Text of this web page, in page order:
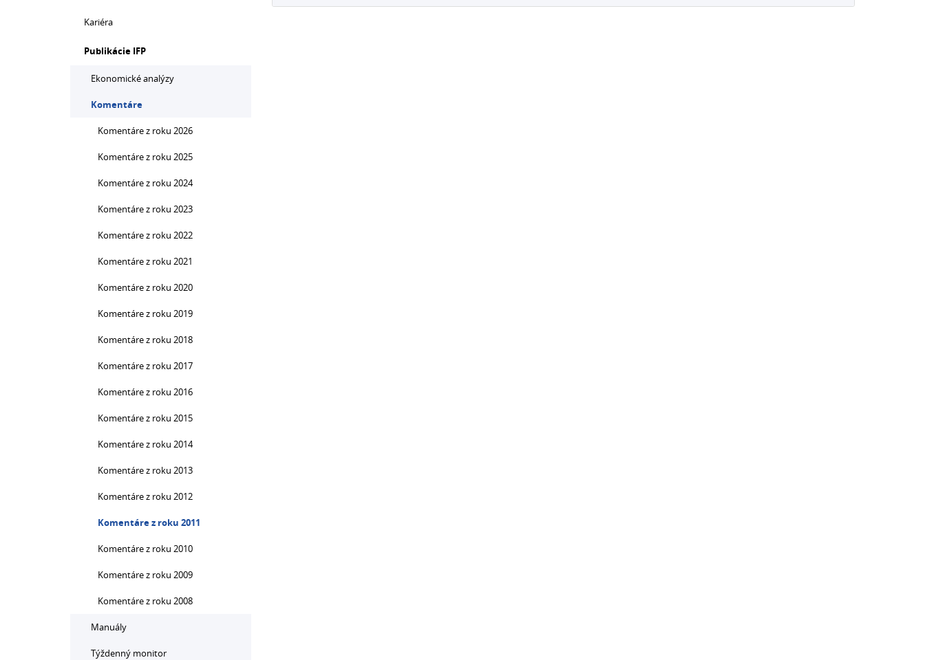
Kariéra
Publikácie IFP
Ekonomické analýzy
Komentáre
Komentáre z roku 2026
Komentáre z roku 2025
Komentáre z roku 2024
Komentáre z roku 2023
Komentáre z roku 2022
Komentáre z roku 2021
Komentáre z roku 2020
Komentáre z roku 2019
Komentáre z roku 2018
Komentáre z roku 2017
Komentáre z roku 2016
Komentáre z roku 2015
Komentáre z roku 2014
Komentáre z roku 2013
Komentáre z roku 2012
Komentáre z roku 2011
Komentáre z roku 2010
Komentáre z roku 2009
Komentáre z roku 2008
Manuály
Týždenný monitor